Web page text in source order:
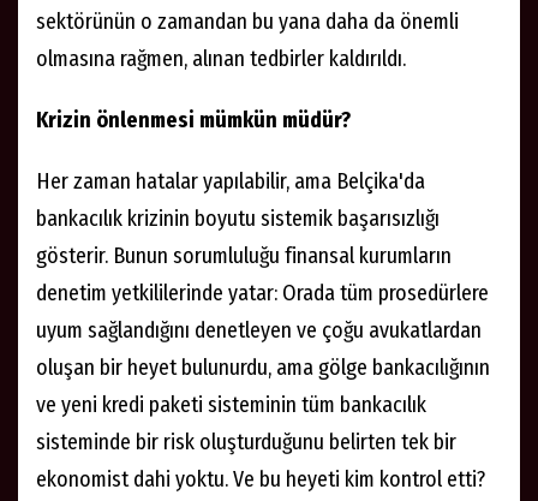
sektörünün o zamandan bu yana daha da önemli
olmasına rağmen, alınan tedbirler kaldırıldı.
Krizin önlenmesi mümkün müdür?
Her zaman hatalar yapılabilir, ama Belçika'da
bankacılık krizinin boyutu sistemik başarısızlığı
gösterir. Bunun sorumluluğu finansal kurumların
denetim yetkililerinde yatar: Orada tüm prosedürlere
uyum sağlandığını denetleyen ve çoğu avukatlardan
oluşan bir heyet bulunurdu, ama gölge bankacılığının
ve yeni kredi paketi sisteminin tüm bankacılık
sisteminde bir risk oluşturduğunu belirten tek bir
ekonomist dahi yoktu. Ve bu heyeti kim kontrol etti?